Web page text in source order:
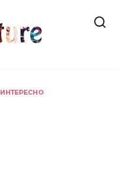
ИНТЕРЕСНО